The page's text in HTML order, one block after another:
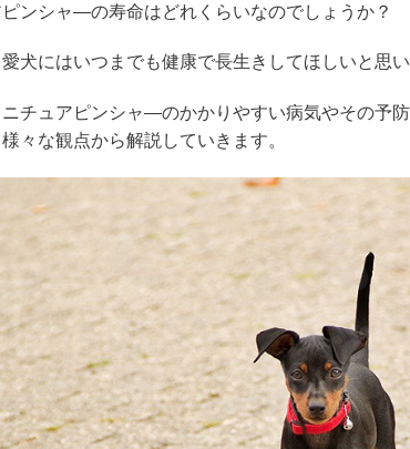
e
tt
er
e
n
ピンシャ―の寿命はどれくらいなのでしょうか？
犬にはいつまでも健康で長生きしてほしいと思い
チュアピンシャ―のかかりやすい病気やその予
々な観点から解説していきます。